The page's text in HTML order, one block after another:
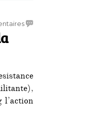
sur
Tasin
s’émeut
l’action